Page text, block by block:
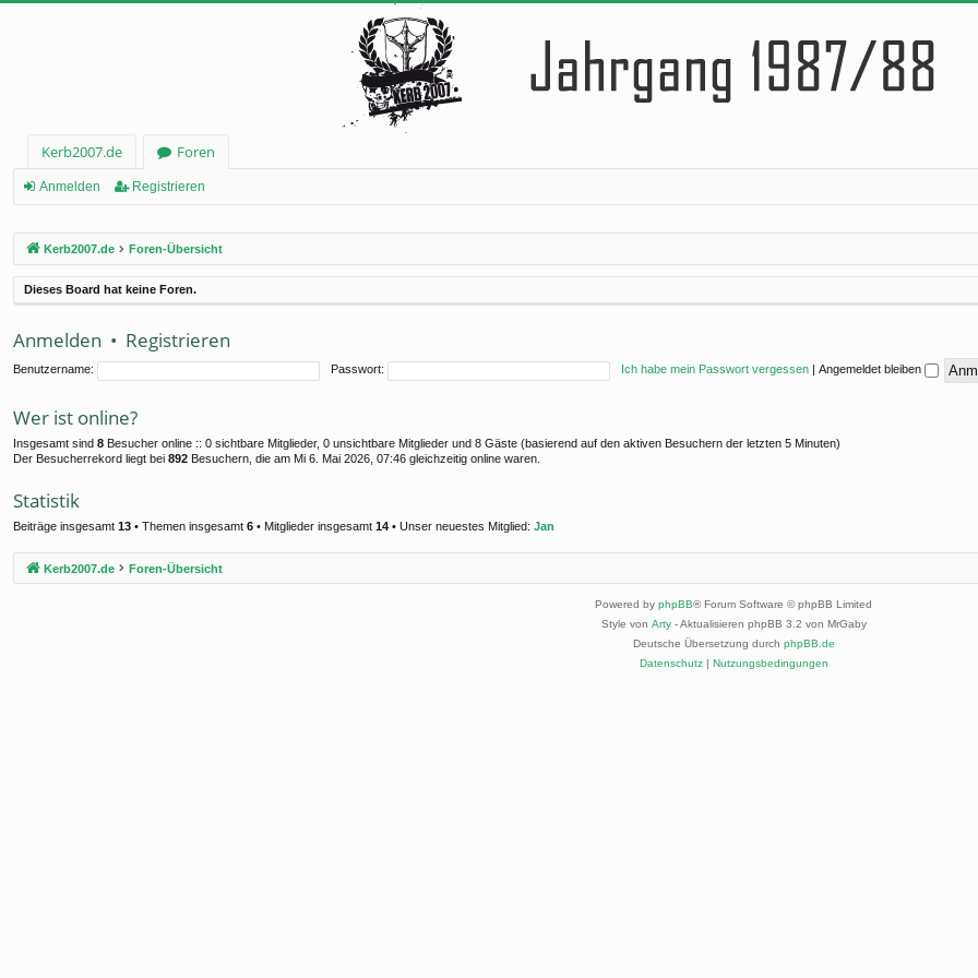
Kerb2007.de
Foren
Anmelden Registrieren
Kerb2007.de Foren-Übersicht
Dieses Board hat keine Foren.
Anmelden • Registrieren
Benutzername: Passwort: Ich habe mein Passwort vergessen Angemeldet bleiben
Wer ist online?
Insgesamt sind 8 Besucher online :: 0 sichtbare Mitglieder, 0 unsichtbare Mitglieder und 8 Gäste (basierend auf den aktiven Besuchern der letzten 5 Minuten)
Der Besucherrekord liegt bei 892 Besuchern, die am Mi 6. Mai 2026, 07:46 gleichzeitig online waren.
Statistik
Beiträge insgesamt 13 • Themen insgesamt 6 • Mitglieder insgesamt 14 • Unser neuestes Mitglied: Jan
Kerb2007.de Foren-Übersicht
Powered by phpBB® Forum Software © phpBB Limited
Style von Arty- Aktualisieren phpBB 3.2 von MrGaby
Deutsche Übersetzung durch phpBB.de
Datenschutz| Nutzungsbedingungen